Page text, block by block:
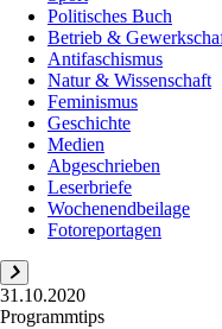
Politisches Buch
Betrieb &
Antifaschismus
Natur & Wissenschaft
Feminismus
Geschichte
Medien
Abgeschrieben
Leserbriefe
Wochenendbeilage
Fotoreportagen
31.10.2020
Programmtips